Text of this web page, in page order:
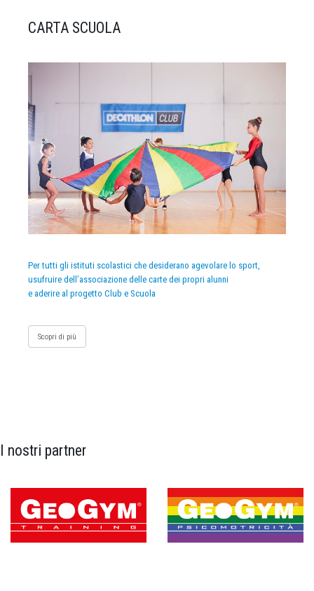
CARTA SCUOLA
Per tutti gli istituti scolastici che desiderano agevolare lo sport,
usufruire dell’associazione delle carte dei propri alunni
e aderire al progetto Club e Scuola
Scopri di più
I nostri partner